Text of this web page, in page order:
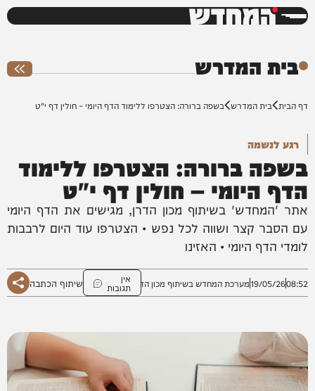
המחדש
בית המדרש
דף הבית בית המדרש בשפה ברורה: הצטרפו ללימוד הדף היומי – חולין דף י"ט
רגע לנשמה
בשפה ברורה: הצטרפו ללימוד
הדף היומי – חולין דף י"ט
אתר 'המחדש' בשיתוף מכון הדרן, מגישים את הדף היומי
עם הסבר קצר ושווה לכל נפש • הצטרפו עוד היום לרבבות
לומדי הדף היומי • האזינו
08:52
19/05/26מערכת המחדש בשיתוף מכון הדרן אין
תגובות שיתוף הכתבה